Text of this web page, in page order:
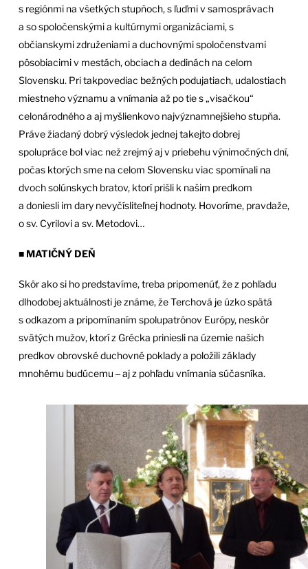
s regiónmi na všetkých stupňoch, s ľuďmi v samosprávach
a so spoločenskými a kultúrnymi organizáciami, s
občianskymi združeniami a duchovnými spoločenstvami
pôsobiacimi v mestách, obciach a dedinách na celom
Slovensku. Pri takpovediac bežných podujatiach, udalostiach
miestneho významu a vnímania až po tie s „visačkou“
celonárodného a aj myšlienkovo najvýznamnejšieho stupňa.
Práve žiadaný dobrý výsledok jednej takejto dobrej
spolupráce bol viac než zrejmý aj v priebehu výnimočných dní,
počas ktorých sme na celom Slovensku viac spomínali na
dvoch solúnskych bratov, ktorí prišli k našim predkom
a doniesli im dary nevyčísliteľnej hodnoty. Hovoríme, pravdaže,
o sv. Cyrilovi a sv. Metodovi…
■ MATIČNÝ DEŇ
Skôr ako si ho predstavíme, treba pripomenúť, že z pohľadu
dlhodobej aktuálnosti je známe, že Terchová je úzko spätá
s odkazom a pripomínaním spolupatrónov Európy, neskôr
svätých mužov, ktorí z Grécka priniesli na územie našich
predkov obrovské duchovné poklady a položili základy
mnohému budúcemu ‒ aj z pohľadu vnímania súčasníka.